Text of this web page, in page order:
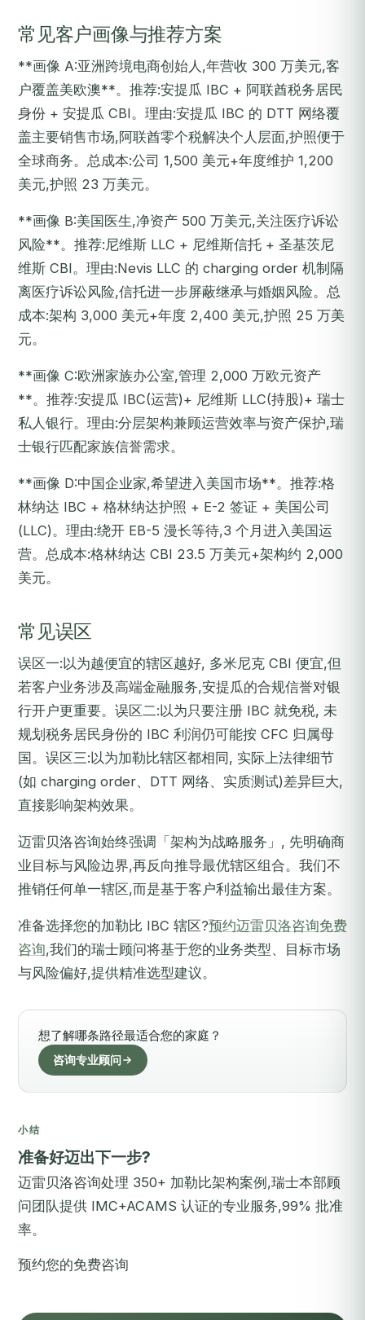
常见客户画像与推荐方案
**画像 A:亚洲跨境电商创始人,年营收 300 万美元,客
户覆盖美欧澳**。推荐:安提瓜 IBC + 阿联酋税务居民
身份 + 安提瓜 CBI。理由:安提瓜 IBC 的 DTT 网络覆
盖主要销售市场,阿联酋零个税解决个人层面,护照便于
全球商务。总成本:公司 1,500 美元+年度维护 1,200
美元,护照 23 万美元。
**画像 B:美国医生,净资产 500 万美元,关注医疗诉讼
风险**。推荐:尼维斯 LLC + 尼维斯信托 + 圣基茨尼
维斯 CBI。理由:Nevis LLC 的 charging order 机制隔
离医疗诉讼风险,信托进一步屏蔽继承与婚姻风险。总
成本:架构 3,000 美元+年度 2,400 美元,护照 25 万美
元。
**画像 C:欧洲家族办公室,管理 2,000 万欧元资产
**。推荐:安提瓜 IBC(运营)+ 尼维斯 LLC(持股)+ 瑞士
私人银行。理由:分层架构兼顾运营效率与资产保护,瑞
士银行匹配家族信誉需求。
**画像 D:中国企业家,希望进入美国市场**。推荐:格
林纳达 IBC + 格林纳达护照 + E-2 签证 + 美国公司
(LLC)。理由:绕开 EB-5 漫长等待,3 个月进入美国运
营。总成本:格林纳达 CBI 23.5 万美元+架构约 2,000
美元。
常见误区
误区一:以为越便宜的辖区越好, 多米尼克 CBI 便宜,但
若客户业务涉及高端金融服务,安提瓜的合规信誉对银
行开户更重要。误区二:以为只要注册 IBC 就免税, 未
规划税务居民身份的 IBC 利润仍可能按 CFC 归属母
国。误区三:以为加勒比辖区都相同, 实际上法律细节
(如 charging order、DTT 网络、实质测试)差异巨大,
直接影响架构效果。
迈雷贝洛咨询始终强调「架构为战略服务」, 先明确商
业目标与风险边界,再反向推导最优辖区组合。我们不
推销任何单一辖区,而是基于客户利益输出最佳方案。
准备选择您的加勒比 IBC 辖区?预约迈雷贝洛咨询免费
咨询,我们的瑞士顾问将基于您的业务类型、目标市场
与风险偏好,提供精准选型建议。
想了解哪条路径最适合您的家庭？
咨询专业顾问
小结
准备好迈出下一步?
迈雷贝洛咨询处理 350+ 加勒比架构案例,瑞士本部顾
问团队提供 IMC+ACAMS 认证的专业服务,99% 批准
率。
预约您的免费咨询